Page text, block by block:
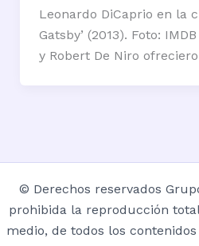
Leonardo DiCaprio en la
Gatsby’ (2013). Foto:
y Robert De Niro
© Derechos reservados
prohibida la reproducción
medio, de todos los